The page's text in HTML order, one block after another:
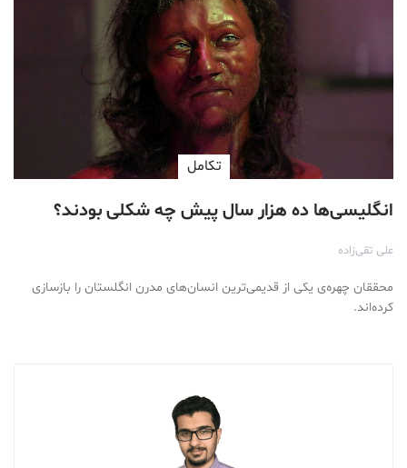
تكامل
انگلیسی‌ها ده هزار سال پیش چه شکلی بودند؟
علی تقی‌زاده
محققان چهره‌ی یکی از قدیمی‌ترین انسان‌های مدرن انگلستان را بازسازی
کرده‌اند.